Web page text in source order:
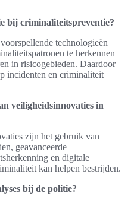
bij criminaliteitspreventie?
technologieën
te herkennen
in risicogebieden. Daardoor
incidenten en criminaliteit
veiligheidsinnovaties in
zijn het gebruik van
geavanceerde
en digitale
kan helpen bestrijden.
bij de politie?